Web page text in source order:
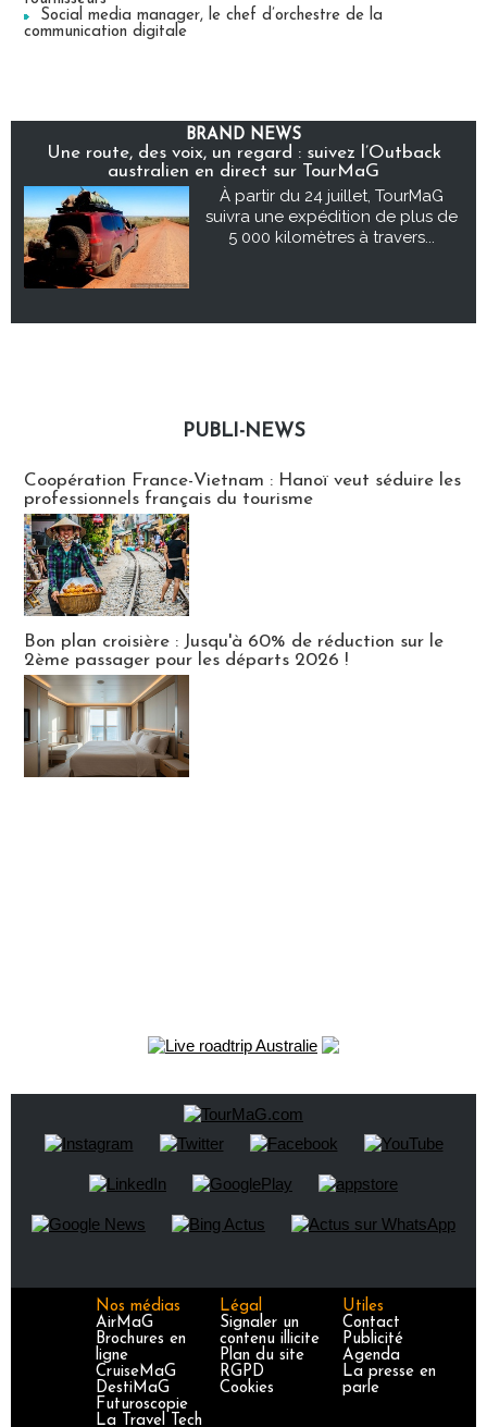
Social media manager, le chef d’orchestre de la
communication digitale
BRAND NEWS
Une route, des voix, un regard : suivez l’Outback
australien en direct sur TourMaG
À partir du 24 juillet, TourMaG
suivra une expédition de plus de
5 000 kilomètres à travers...
PUBLI-NEWS
Coopération France-Vietnam : Hanoï veut séduire les
professionnels français du tourisme
Bon plan croisière : Jusqu'à 60% de réduction sur le
2ème passager pour les départs 2026 !
Nos médias
AirMaG
Brochures en
ligne
CruiseMaG
DestiMaG
Futuroscopie
La Travel Tech
Légal
Signaler un
contenu illicite
Plan du site
RGPD
Cookies
Utiles
Contact
Publicité
Agenda
La presse en
parle